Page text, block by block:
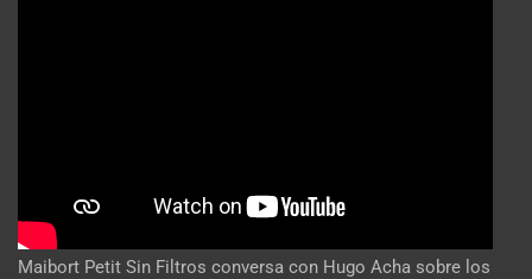
Maibort Petit Sin Filtros conversa con Hugo Acha sobre los